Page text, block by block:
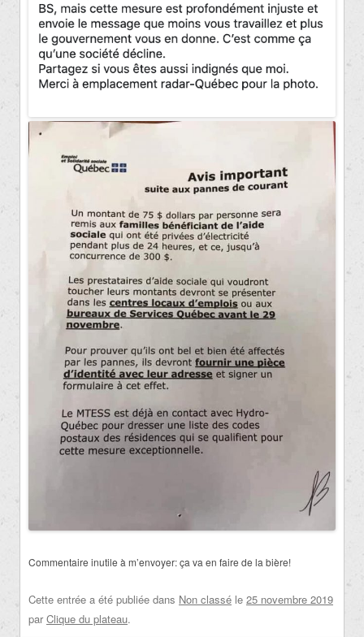
Commentaire inutile à m’envoyer: ça va en faire de la bière!
Cette entrée a été publiée dans Non classé le 25 novembre 2019
par Clique du plateau.